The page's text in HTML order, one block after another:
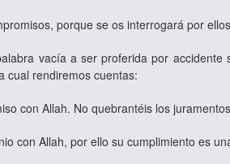
porque se os interrogará por
vacía a ser proferida por
cual rendiremos cuentas:
con Allah. No quebrantéis los
con Allah, por ello su cumplimiento es